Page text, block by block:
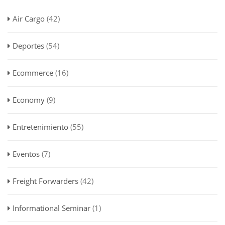
Air Cargo (42)
Deportes (54)
Ecommerce (16)
Economy (9)
Entretenimiento (55)
Eventos (7)
Freight Forwarders (42)
Informational Seminar (1)